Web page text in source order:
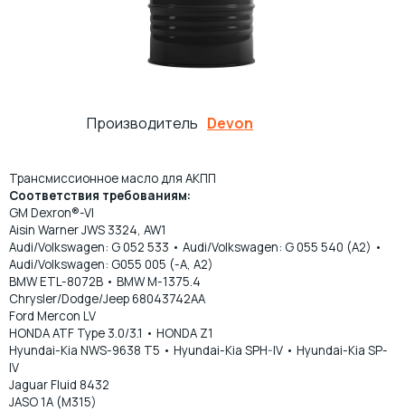
Производитель Devon
Трансмиссионное масло для АКПП
Соответствия требованиям:
GM Dexron®-VI
Aisin Warner JWS 3324, AW1
Audi/Volkswagen: G 052 533 • Audi/Volkswagen: G 055 540 (A2) •
Audi/Volkswagen: G055 005 (-A, A2)
BMW ETL-8072B • BMW M-1375.4
Chrysler/Dodge/Jeep 68043742AA
Ford Mercon LV
HONDA ATF Type 3.0/3.1 • HONDA Z1
Hyundai-Kia NWS-9638 T5 • Hyundai-Kia SPH-IV • Hyundai-Kia SP-
IV
Jaguar Fluid 8432
JASO 1A (M315)
МАСЛА ДЛЯ НАПРАВЛЯЮЩИХ СКОЛЬЖЕНИЯ
КОМПРЕССОРНОЕ МАСЛО
ТУРБИННЫЕ МАСЛА
СПЕЦИАЛЬНЫЕ МАСЛА
МАСЛА ОБЩЕГО НАЗНАЧЕНИЯ (БАЗОВЫЕ)
ЖЕЛЕЗНОДОРОЖНЫЕ СМАЗКИ
КАНАТНЫЕ СМАЗКИ
СИЛИКОНОВЫЕ СМАЗКИ
АНТИФРИКЦИОННЫЕ СМАЗКИ
ОЧИСТИТЕЛИ